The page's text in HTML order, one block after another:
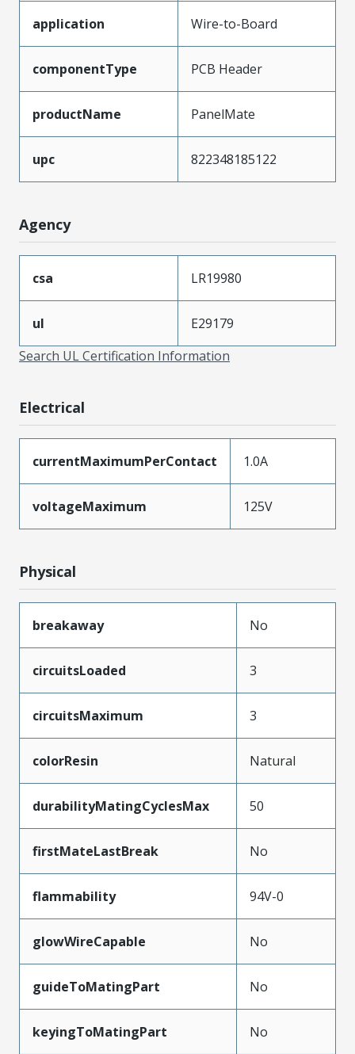
application Wire-to-Board
componentType PCB Header
productName PanelMate
upc 822348185122
Agency
csa LR19980
ul
E29179
Search UL Certification Information
Electrical
currentMaximumPerContact 1.0A
voltageMaximum 125V
Physical
breakaway No
circuitsLoaded 3
circuitsMaximum 3
colorResin Natural
durabilityMatingCyclesMax 50
firstMateLastBreak No
flammability 94V-0
glowWireCapable No
guideToMatingPart No
keyingToMatingPart No